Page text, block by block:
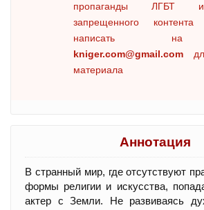
пропаганды ЛГБТ и
запрещенного
написать на
kniger.com@gmail.com
материала
Аннотация
В странный мир, где отсутствуют
формы религии и искусства,
актер с Земли. Не развиваясь